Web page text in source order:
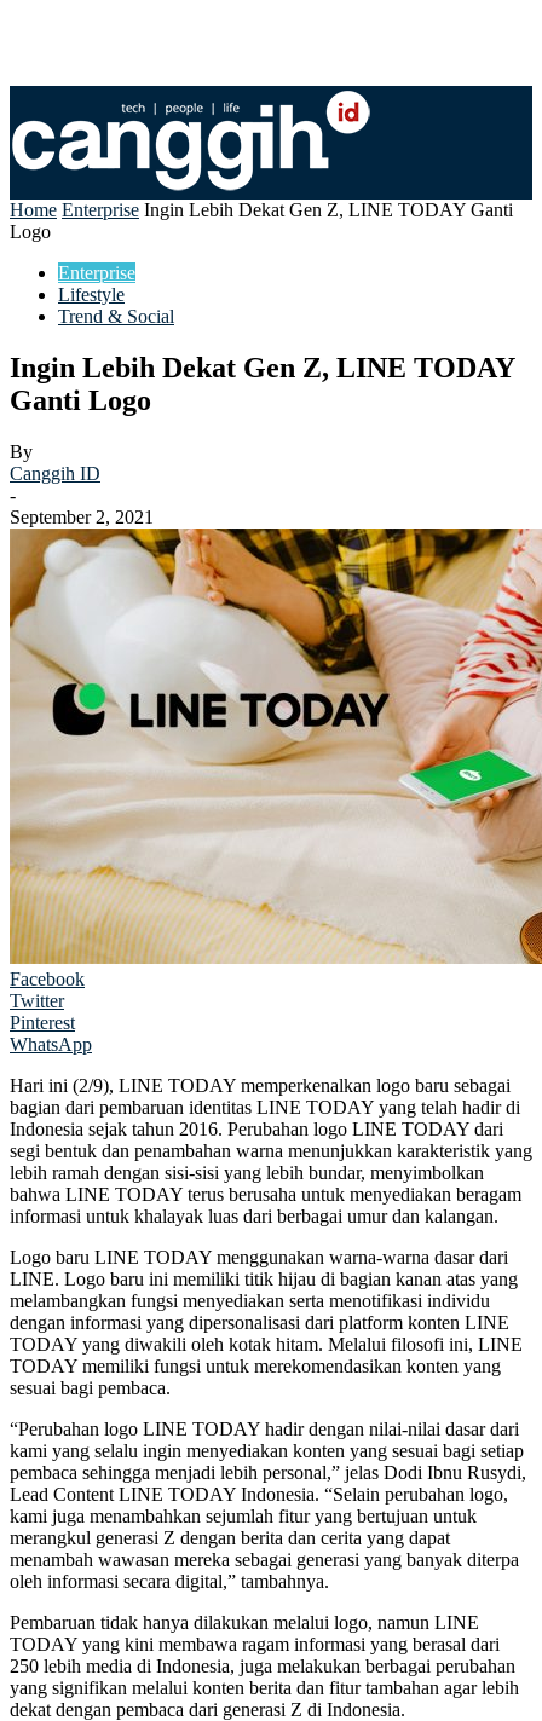
Home Enterprise Ingin Lebih Dekat Gen Z, LINE TODAY Ganti
Logo
Enterprise
Lifestyle
Trend & Social
Ingin Lebih Dekat Gen Z, LINE TODAY
Ganti Logo
By
Canggih ID
-
September 2, 2021
Facebook
Twitter
Pinterest
WhatsApp
​​​​Hari ini (2/9), LINE TODAY memperkenalkan logo baru sebagai
bagian dari pembaruan identitas LINE TODAY yang telah hadir di
Indonesia sejak tahun 2016. Perubahan logo LINE TODAY dari
segi bentuk dan penambahan warna menunjukkan karakteristik yang
lebih ramah dengan sisi-sisi yang lebih bundar, menyimbolkan
bahwa LINE TODAY terus berusaha untuk menyediakan beragam
informasi untuk khalayak luas dari berbagai umur dan kalangan.
Logo baru LINE TODAY menggunakan warna-warna dasar dari
LINE. Logo baru ini memiliki titik hijau di bagian kanan atas yang
melambangkan fungsi menyediakan serta menotifikasi individu
dengan informasi yang dipersonalisasi dari platform konten LINE
TODAY yang diwakili oleh kotak hitam. Melalui filosofi ini, LINE
TODAY memiliki fungsi untuk merekomendasikan konten yang
sesuai bagi pembaca.
“Perubahan logo LINE TODAY hadir dengan nilai-nilai dasar dari
kami yang selalu ingin menyediakan konten yang sesuai bagi setiap
pembaca sehingga menjadi lebih personal,” jelas Dodi Ibnu Rusydi,
Lead Content LINE TODAY Indonesia. “Selain perubahan logo,
kami juga menambahkan sejumlah fitur yang bertujuan untuk
merangkul generasi Z dengan berita dan cerita yang dapat
menambah wawasan mereka sebagai generasi yang banyak diterpa
oleh informasi secara digital,” tambahnya.
Pembaruan tidak hanya dilakukan melalui logo, namun LINE
TODAY yang kini membawa ragam informasi yang berasal dari
250 lebih media di Indonesia, juga melakukan berbagai perubahan
yang signifikan melalui konten berita dan fitur tambahan agar lebih
dekat dengan pembaca dari generasi Z di Indonesia.